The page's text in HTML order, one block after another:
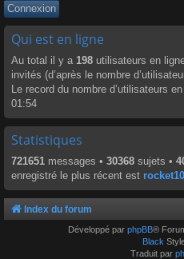
Qui est en ligne
Au total il y a 198 utilisateurs en
invités (d’après le nombre
Le record du nombre d’utilisateurs
01:54
Statistiques
721651 messages • 30368 sujets •
enregistré le plus récent est
Index du forum
Développé par phpBB®
Black
Traduit par